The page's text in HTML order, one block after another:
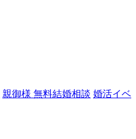
親御様 無料結婚相談 婚活イベ